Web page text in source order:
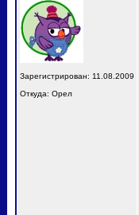
Зарегистрирован: 11.08.2009
Откуда: Орел